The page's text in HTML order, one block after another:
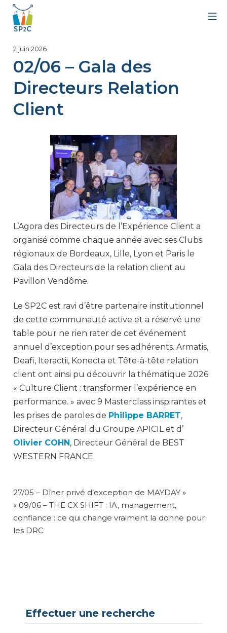
Aller
contenu
SP2C
2 juin 20261
juillet
2026
02/06 – Gala des
Directeurs Relation
Client
L’Agora des Directeurs de l’Expérience Client a
organisé comme chaque année avec ses Clubs
régionaux de Bordeaux, Lille, Lyon et Paris le
Gala des Directeurs de la relation client au
Pavillon Vendôme.
Le SP2C est ravi d’être partenaire institutionnel
de cette communauté active et a réservé une
table pour ne rien rater de cet événement
annuel d’exception pour ses adhérents. Armatis,
Deafi, Iteractii, Konecta et Tête-à-tête relation
client ont ainsi pu découvrir la thématique 2026
« Culture Client : transformer l’expérience en
performance. » avec 9 Masterclass inspirantes et
les prises de paroles de Philippe BARRET,
Directeur Général du Groupe APICIL et d’
Olivier COHN , Directeur Général de BEST
WESTERN FRANCE.
NAVIGATION
DE
L’ARTICLE
27/05 – Dîner privé d’exception de MAYDAY »
« 09/06 – THE CX SHIFT : IA, management,
confiance : ce qui change vraiment la donne pour
les DRC
Effectuer une recherche